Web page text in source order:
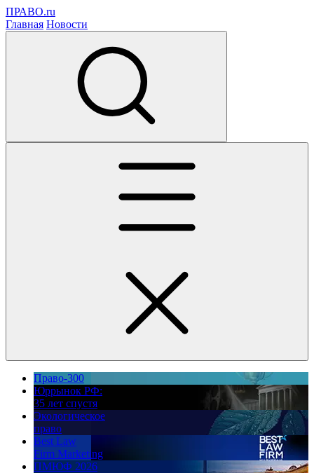
ПРАВО.ru
Главная Новости
Право-300
Юррынок РФ:
35 лет спустя
Экологическое
право
Best Law
Firm Marketing
ПМЮФ 2026